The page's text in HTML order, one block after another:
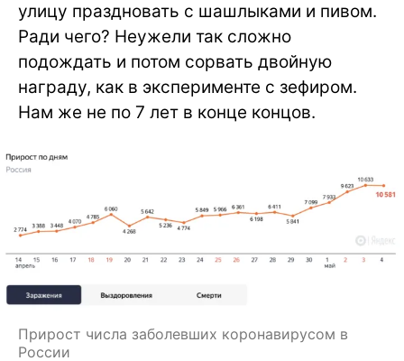
улицу праздновать с шашлыками и пивом.
Ради чего? Неужели так сложно
подождать и потом сорвать двойную
награду, как в эксперименте с зефиром.
Нам же не по 7 лет в конце концов.
Прирост числа заболевших коронавирусом в
России